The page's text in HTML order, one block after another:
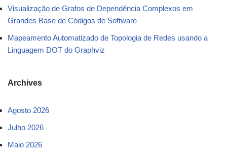
Visualização de Grafos de Dependência Complexos em
Grandes Base de Códigos de Software
Mapeamento Automatizado de Topologia de Redes usando a
Linguagem DOT do Graphviz
Archives
Agosto 2026
Julho 2026
Maio 2026